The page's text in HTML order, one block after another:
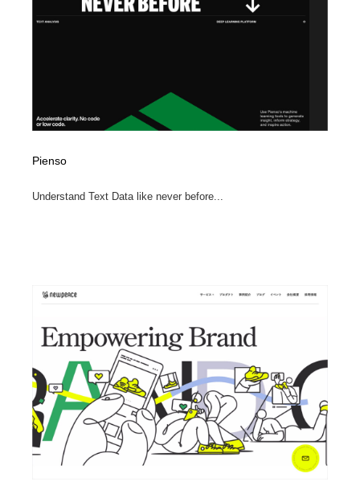
Pienso
Understand Text Data like never before...